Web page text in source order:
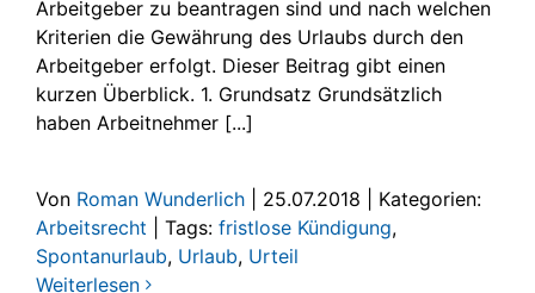
Arbeitgeber zu beantragen sind und nach welchen
Kriterien die Gewährung des Urlaubs durch den
Arbeitgeber erfolgt. Dieser Beitrag gibt einen
kurzen Überblick. 1. Grundsatz Grundsätzlich
haben Arbeitnehmer [...]
Von Roman Wunderlich 25.07.2018
Kategorien:
Arbeitsrecht
Tags: fristlose Kündigung,
Spontanurlaub, Urlaub, Urteil
Weiterlesen